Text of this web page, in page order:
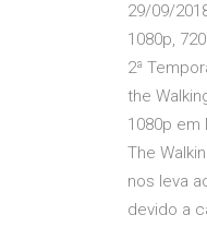
29/09/
1080p,
2ª
the
1080p em
The
nos leva
devido a